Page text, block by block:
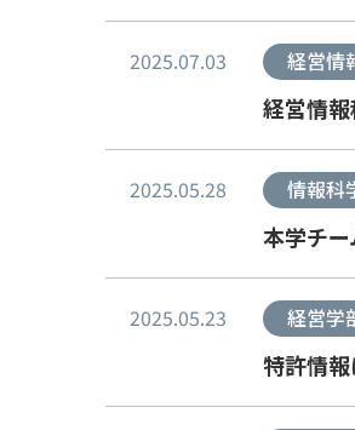
2025.07.03 経営情
経営情
2025.05.28 情報科
本学チ
2025.05.23 経営学
特許情